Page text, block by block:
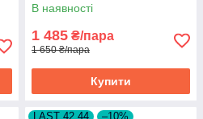
В наявності
1 485 ₴/пара
1 650 ₴/пара
Купити
LAST 42,44 –10%